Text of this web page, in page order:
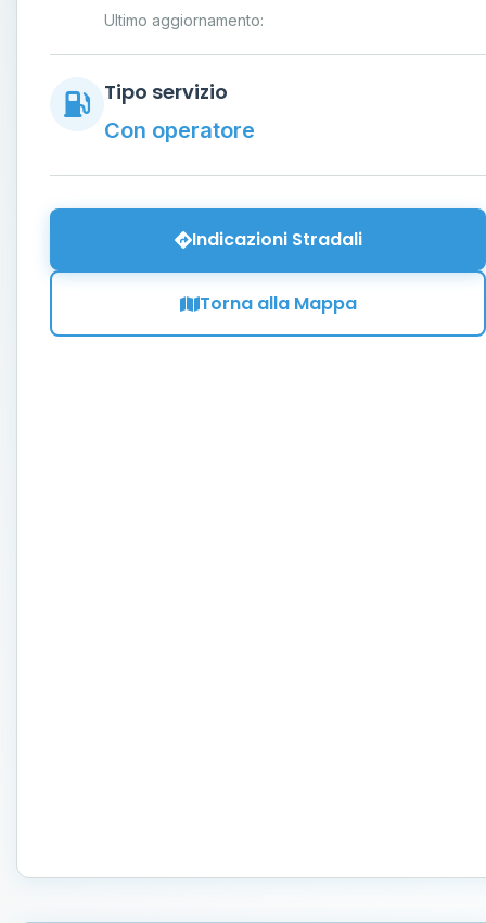
Ultimo aggiornamento:
Tipo servizio
Con operatore
Indicazioni Stradali
Torna alla Mappa